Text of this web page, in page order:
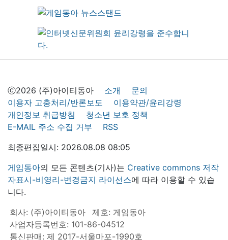
ⓒ2026 (주)아이티동아 소개
문의
이용자 고충처리/반론보도
이용약관/윤리강령
개인정보 취급방침
청소년 보호 정책
E-MAIL 주소 수집 거부
RSS
최종편집일시: 2026.08.08 08:05
게임동아의 모든 콘텐츠(기사)는 Creative commons 저작
자표시-비영리-변경금지 라이선스에 따라 이용할 수 있습
니다.
회사: (주)아이티동아
제호: 게임동아
사업자등록번호: 101-86-04512
통신판매: 제 2017-서울마포-1990호